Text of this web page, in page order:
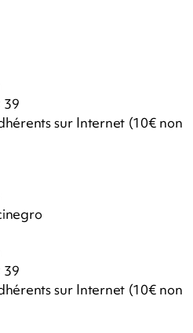
39
sur Internet (10€ non
39
sur Internet (10€ non